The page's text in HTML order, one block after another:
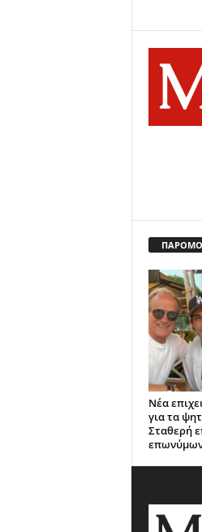
Νέα
για τα
Σταθερή